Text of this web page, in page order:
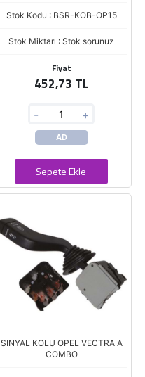
Stok Kodu : BSR-KOB-OP15
Stok Miktarı : Stok sorunuz
Fiyat
452,73 TL
- +
AD
Sepete Ekle
SINYAL KOLU OPEL VECTRA A
COMBO